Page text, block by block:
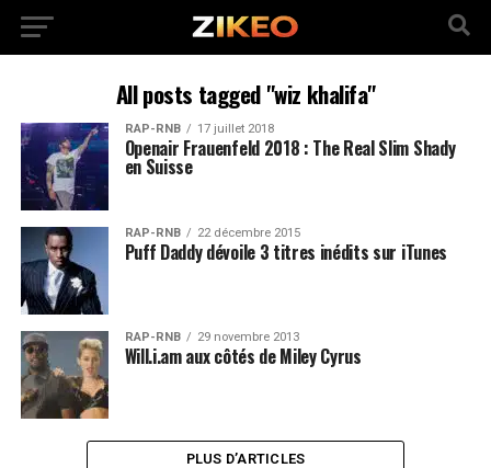
All posts tagged "wiz khalifa"
RAP-RNB 17 juillet 2018
Openair Frauenfeld 2018 : The Real Slim Shady
en Suisse
RAP-RNB 22 décembre 2015
Puff Daddy dévoile 3 titres inédits sur iTunes
RAP-RNB 29 novembre 2013
Will.i.am aux côtés de Miley Cyrus
PLUS D’ARTICLES